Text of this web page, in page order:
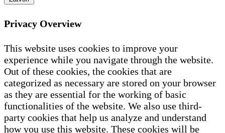
Privacy Overview
This website uses cookies to improve your
experience while you navigate through the website.
Out of these cookies, the cookies that are
categorized as necessary are stored on your browser
as they are essential for the working of basic
functionalities of the website. We also use third-
party cookies that help us analyze and understand
how you use this website. These cookies will be